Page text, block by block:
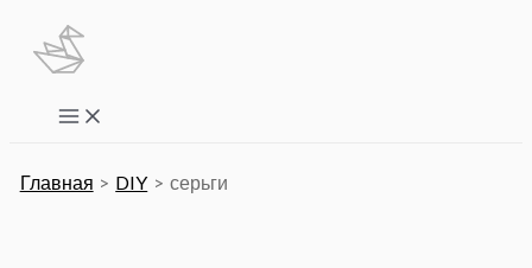
Перейти
содержимому
Main
Menu
Главная DIY серьги